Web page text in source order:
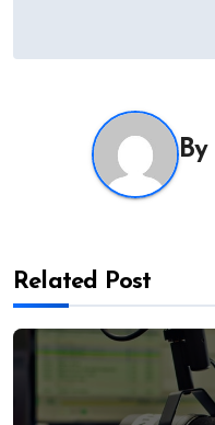
By
Related Post